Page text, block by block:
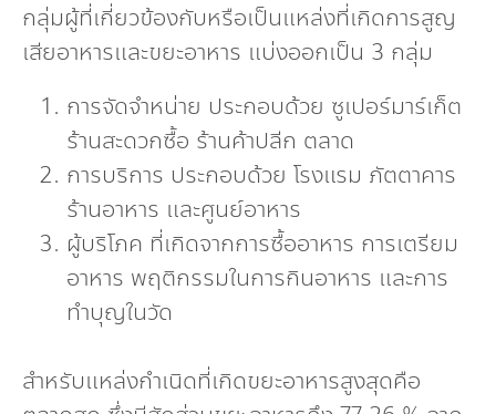
กลุ่มผู้ที่เกี่ยวข้องกับหรือเป็นแหล่งที่เกิดการสูญ
เสียอาหารและขยะอาหาร แบ่งออกเป็น 3 กลุ่ม
การจัดจำหน่าย ประกอบด้วย ซูเปอร์มาร์เก็ต
ร้านสะดวกซื้อ ร้านค้าปลีก ตลาด
การบริการ ประกอบด้วย โรงแรม ภัตตาคาร
ร้านอาหาร และศูนย์อาหาร
ผู้บริโภค ที่เกิดจากการซื้ออาหาร การเตรียม
อาหาร พฤติกรรมในการกินอาหาร และการ
ทำบุญในวัด
สำหรับแหล่งกำเนิดที่เกิดขยะอาหารสูงสุดคือ